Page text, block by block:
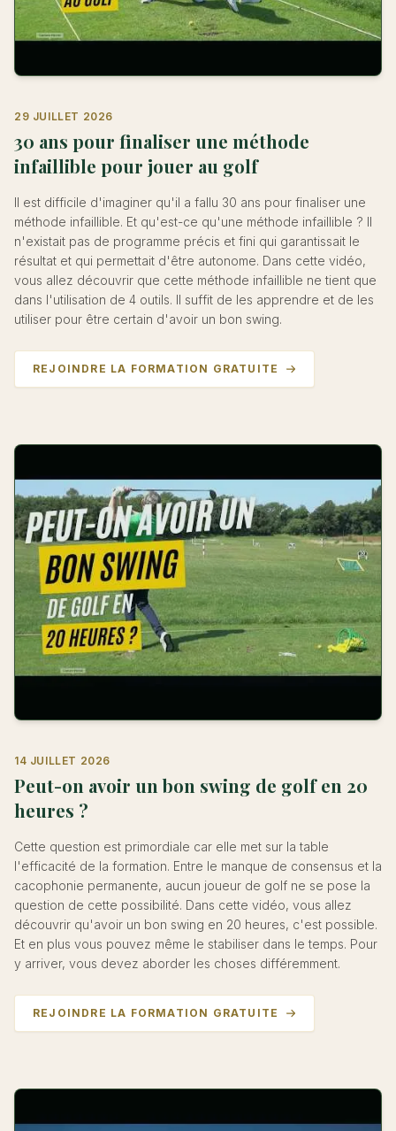
29 JUILLET 2026
30 ans pour finaliser une méthode
infaillible pour jouer au golf
Il est difficile d'imaginer qu'il a fallu 30 ans pour finaliser une
méthode infaillible. Et qu'est-ce qu'une méthode infaillible ? Il
n'existait pas de programme précis et fini qui garantissait le
résultat et qui permettait d'être autonome. Dans cette vidéo,
vous allez découvrir que cette méthode infaillible ne tient que
dans l'utilisation de 4 outils. Il suffit de les apprendre et de les
utiliser pour être certain d'avoir un bon swing.
REJOINDRE LA FORMATION GRATUITE
14 JUILLET 2026
Peut-on avoir un bon swing de golf en 20
heures ?
Cette question est primordiale car elle met sur la table
l'efficacité de la formation. Entre le manque de consensus et la
cacophonie permanente, aucun joueur de golf ne se pose la
question de cette possibilité. Dans cette vidéo, vous allez
découvrir qu'avoir un bon swing en 20 heures, c'est possible.
Et en plus vous pouvez même le stabiliser dans le temps. Pour
y arriver, vous devez aborder les choses différemment.
REJOINDRE LA FORMATION GRATUITE